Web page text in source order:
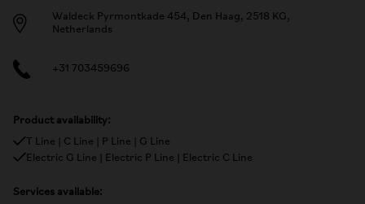
Waldeck Pyrmontkade 454, Den Haag, 2518 KG,
Netherlands
+31 703459696
Product availability:
T Line | C Line | P Line | G Line
Electric G Line | Electric P Line | Electric C Line
Services available: